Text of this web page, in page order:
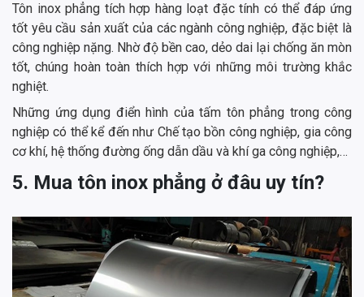
Tôn inox phẳng tích hợp hàng loạt đặc tính có thể đáp ứng
tốt yêu cầu sản xuất của các ngành công nghiệp, đặc biệt là
công nghiệp nặng. Nhờ độ bền cao, dẻo dai lại chống ăn mòn
tốt, chúng hoàn toàn thích hợp với những môi trường khắc
nghiệt.
Những ứng dụng điển hình của tấm tôn phẳng trong công
nghiệp có thể kể đến như Chế tạo bồn công nghiệp, gia công
cơ khí, hệ thống đường ống dẫn dầu và khí ga công nghiệp,…
5. Mua tôn inox phẳng ở đâu uy tín?